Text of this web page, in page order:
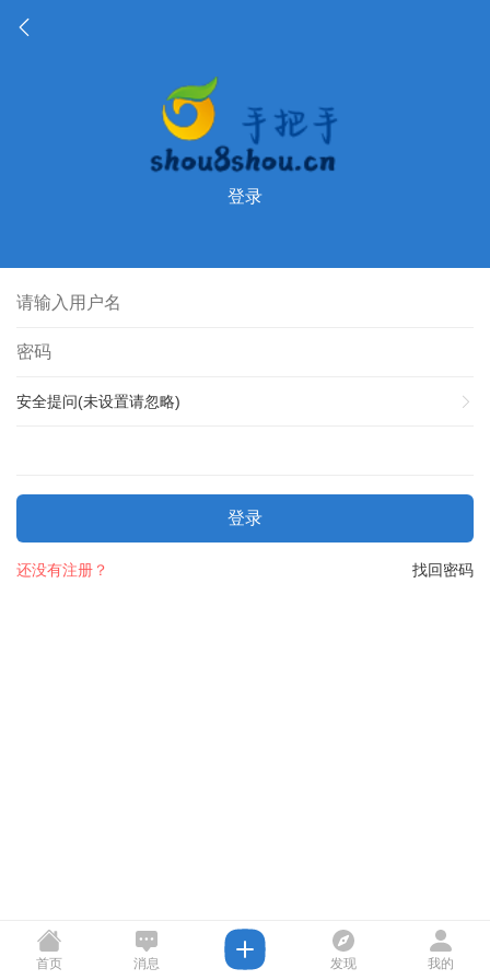
登录
安全提问(未设置请忽略)
登录
找回密码
还没有注册？
首页 消息 发现 我的